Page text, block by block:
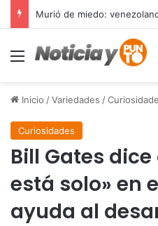
Menú
Inicio /Variedades /
Curiosidades
Bill Gates dice
está solo» en
ayuda al